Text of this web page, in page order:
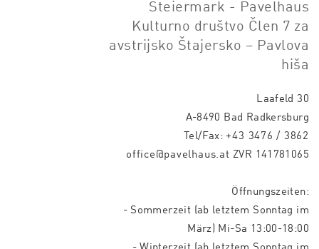
Steiermark - Pavelhaus
Kulturno društvo Člen 7 za
avstrijsko Štajersko – Pavlova
hiša
Laafeld 30
A-8490 Bad Radkersburg
Tel/Fax:+43 3476 / 3862
office@pavelhaus.at ZVR 141781065
Öffnungszeiten:
- Sommerzeit (ab letztem Sonntag im
März) Mi-Sa 13:00-18:00